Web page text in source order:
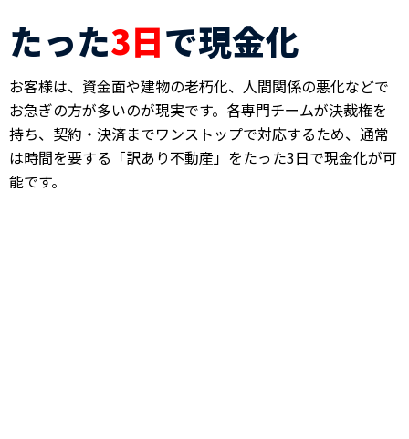
たった3日で現金化
お客様は、資金面や建物の老朽化、人間関係の悪化などで
お急ぎの方が多いのが現実です。各専門チームが決裁権を
持ち、契約・決済までワンストップで対応するため、通常
は時間を要する「訳あり不動産」をたった3日で現金化が可
能です。